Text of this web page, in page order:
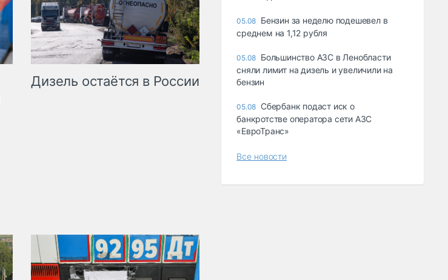
Дизель остаётся в России
05.08 Бензин за неделю подешевел в
среднем на 1,12 рубля
05.08 Большинство АЗС в Ленобласти
сняли лимит на дизель и увеличили на
бензин
05.08 Сбербанк подаст иск о
банкротстве оператора сети АЗС
«ЕвроТранс»
Все новости